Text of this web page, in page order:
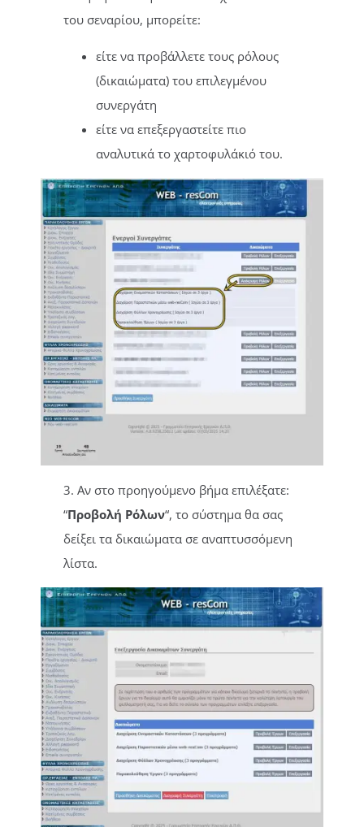
του σεναρίου, μπορείτε:
είτε να προβάλλετε τους ρόλους
(δικαιώματα) του επιλεγμένου
συνεργάτη
είτε να επεξεργαστείτε πιο
αναλυτικά το χαρτοφυλάκιό του.
3. Αν στο προηγούμενο βήμα επιλέξατε:
“Προβολή Ρόλων“, το σύστημα θα σας
δείξει τα δικαιώματα σε αναπτυσσόμενη
λίστα.